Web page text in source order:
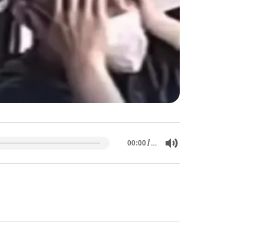
00:00/…